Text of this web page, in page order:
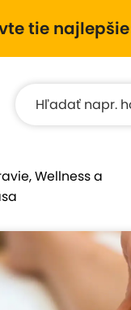
tie
Wellness a